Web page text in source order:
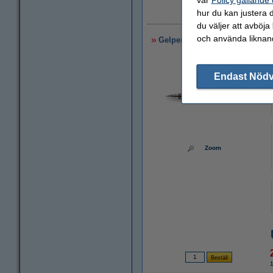
Gelpenna 0.7mm | Edding
Zoom
hur du kan justera
du väljer att avböja
och använda
Endast